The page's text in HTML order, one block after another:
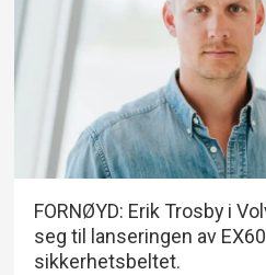
FORNØYD: Erik Trosby i
seg til lanseringen av
sikkerhetsbeltet.